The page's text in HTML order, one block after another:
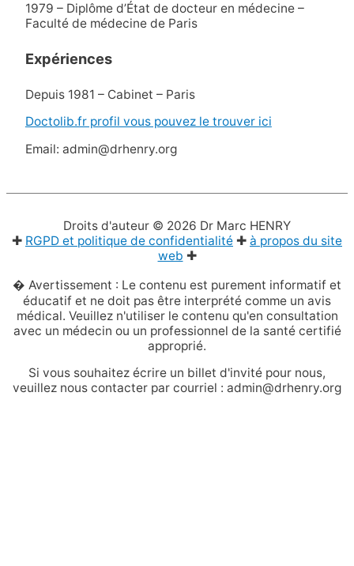
1979 – Diplôme d’État de docteur en médecine –
Faculté de médecine de Paris
Expériences
Depuis 1981 – Cabinet – Paris
Doctolib.fr profil vous pouvez le trouver ici
Email: admin@drhenry.org
Droits d'auteur © 2026 Dr Marc HENRY
✚ RGPD et politique de confidentialité ✚ à propos du site
web ✚
� Avertissement : Le contenu est purement informatif et
éducatif et ne doit pas être interprété comme un avis
médical. Veuillez n'utiliser le contenu qu'en consultation
avec un médecin ou un professionnel de la santé certifié
approprié.
Si vous souhaitez écrire un billet d'invité pour nous,
veuillez nous contacter par courriel : admin@drhenry.org